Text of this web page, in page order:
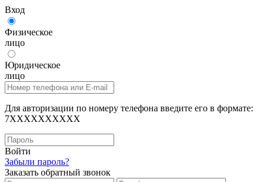
Вход
Физическое
лицо
Юридическое
лицо
Для авторизации по номеру телефона введите его в формате:
7XXXXXXXXXX
Войти
Забыли пароль?
Заказать обратный звонок